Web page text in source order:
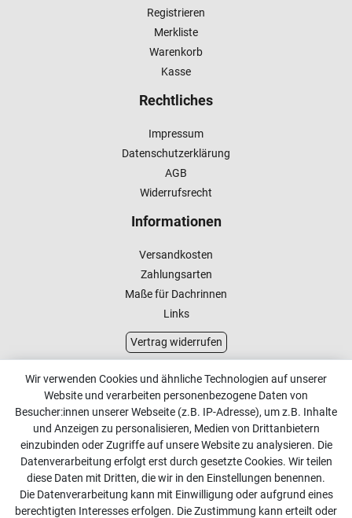
Registrieren
Merkliste
Warenkorb
Kasse
Rechtliches
Impressum
Datenschutzerklärung
AGB
Widerrufsrecht
Informationen
Versandkosten
Zahlungsarten
Maße für Dachrinnen
Links
Vertrag widerrufen
Kundenservice
Kontakt
Online Retourenservice
Kontakt
info@dachdecker-shop.de
Wir verwenden Cookies und ähnliche Technologien auf unserer
Website und verarbeiten personenbezogene Daten von
Besucher:innen unserer Webseite (z.B. IP-Adresse), um z.B. Inhalte
und Anzeigen zu personalisieren, Medien von Drittanbietern
einzubinden oder Zugriffe auf unsere Website zu analysieren. Die
Datenverarbeitung erfolgt erst durch gesetzte Cookies. Wir teilen
diese Daten mit Dritten, die wir in den Einstellungen benennen.
Die Datenverarbeitung kann mit Einwilligung oder aufgrund eines
berechtigten Interesses erfolgen. Die Zustimmung kann erteilt oder